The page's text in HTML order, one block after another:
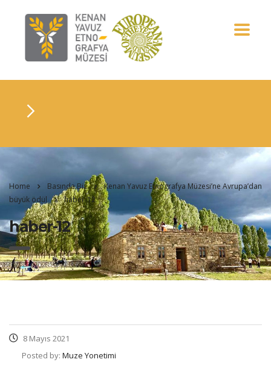
Home Basında Biz
Kenan Yavuz Etnografya Müzesi’ne Avrupa’dan
büyük ödül
haber-12
haber-12
8 Mayıs 2021
Posted by: Muze Yonetimi